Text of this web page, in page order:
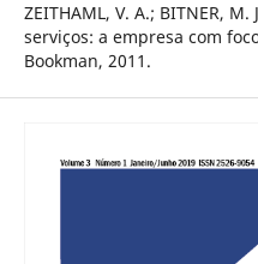
ZEITHAML, V. A.; BITNER,
serviços: a empresa com
Bookman, 2011.